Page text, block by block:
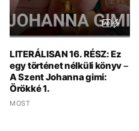
LITERÁLISAN 16. RÉSZ: Ez
egy történet nélküli könyv –
A Szent Johanna gimi:
Örökké 1.
MOST